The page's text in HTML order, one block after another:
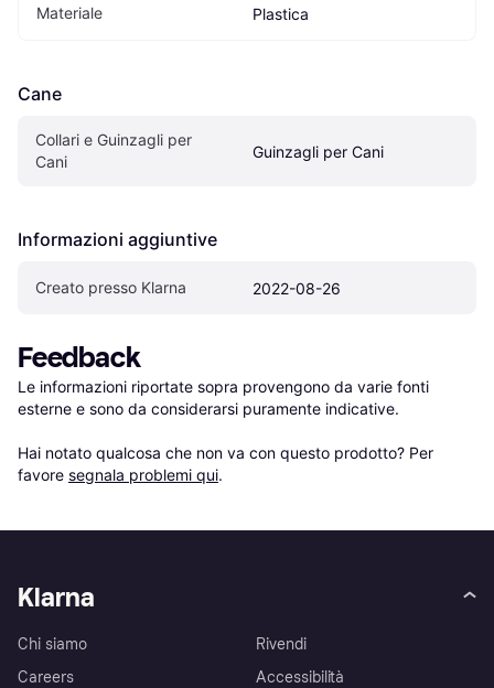
Materiale Plastica
Cane
Collari e Guinzagli per
Cani
Guinzagli per Cani
Informazioni aggiuntive
Creato presso Klarna 2022-08-26
Feedback
Le informazioni riportate sopra provengono da varie fonti
esterne e sono da considerarsi puramente indicative.
Hai notato qualcosa che non va con questo prodotto? Per
favore segnala problemi qui.
Klarna
Chi siamo
Careers
Rivendi
Accessibilità